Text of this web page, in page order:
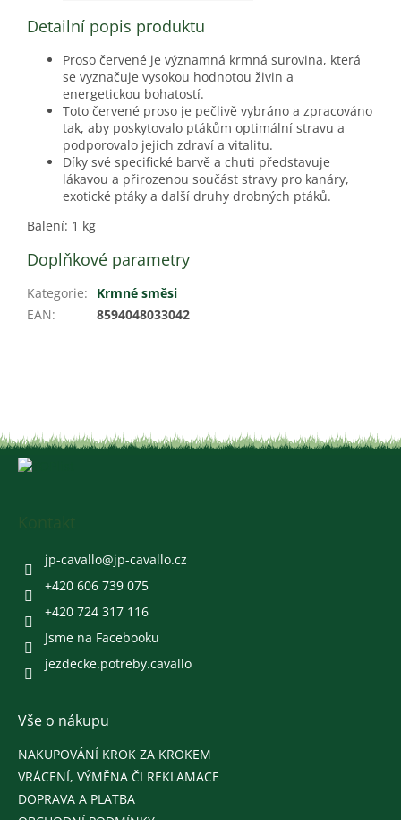
Detailní popis produktu
Proso červené je významná krmná surovina, která
se vyznačuje vysokou hodnotou živin a
energetickou bohatostí.
Toto červené proso je pečlivě vybráno a zpracováno
tak, aby poskytovalo ptákům optimální stravu a
podporovalo jejich zdraví a vitalitu.
Díky své specifické barvě a chuti představuje
lákavou a přirozenou součást stravy pro kanáry,
exotické ptáky a další druhy drobných ptáků.
Balení: 1 kg
Doplňkové parametry
Kategorie:
Krmné směsi
EAN: 8594048033042
jp-cavallo@jp-cavallo.cz
+420 606 739 075
+420 724 317 116
Jsme na Facebooku
jezdecke.potreby.cavallo
Vše o nákupu
NAKUPOVÁNÍ KROK ZA KROKEM
VRÁCENÍ, VÝMĚNA ČI REKLAMACE
DOPRAVA A PLATBA